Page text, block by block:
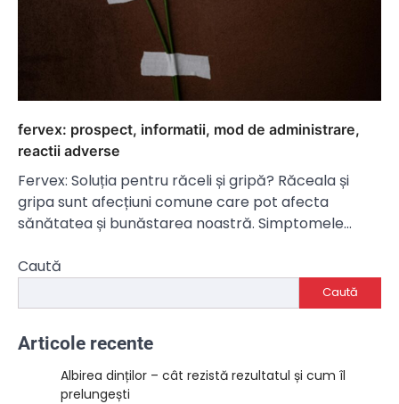
fervex: prospect, informatii, mod de administrare,
reactii adverse
Fervex: Soluția pentru răceli și gripă? Răceala și
gripa sunt afecțiuni comune care pot afecta
sănătatea și bunăstarea noastră. Simptomele…
Caută
Caută
Articole recente
Albirea dinților – cât rezistă rezultatul și cum îl
prelungești